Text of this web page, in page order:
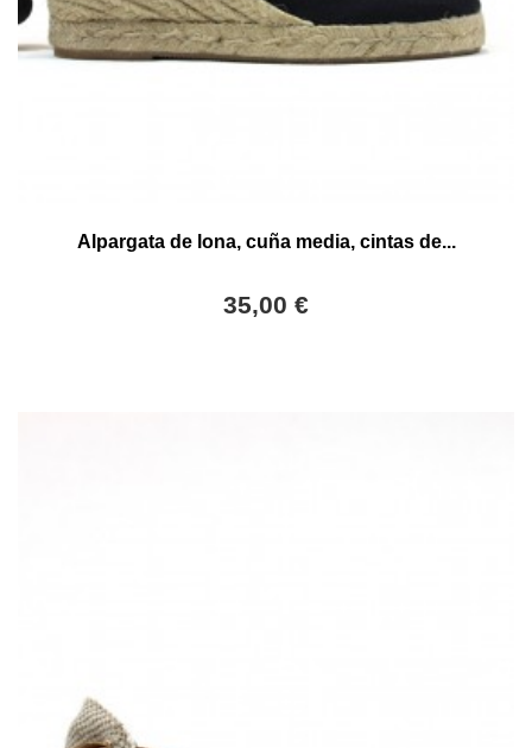
Alpargata de lona, cuña media, cintas de...
35,00 €